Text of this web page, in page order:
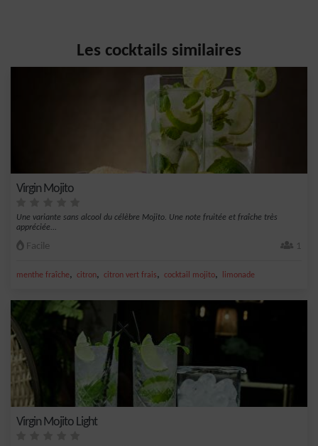
Les cocktails similaires
Virgin Mojito
Une variante sans alcool du célèbre Mojito. Une note fruitée et fraîche très
appréciée...
Facile 1
menthe fraîche, citron, citron vert frais, cocktail mojito, limonade
Virgin Mojito Light